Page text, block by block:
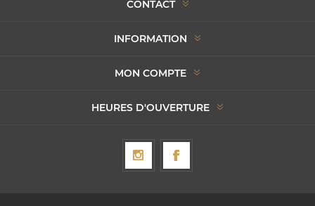
CONTACT
INFORMATION
MON COMPTE
HEURES D'OUVERTURE